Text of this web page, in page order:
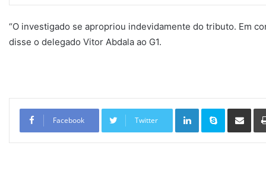
“O investigado se apropriou indevidamente do tributo. Em
disse o delegado Vitor Abdala ao G1.
Facebook Twitter
Linkedin Skype